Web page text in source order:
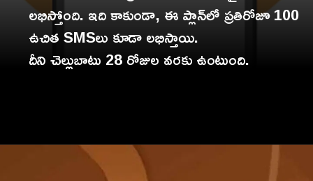
లభిస్తోంది. ఇది కాకుండా, ఈ ప్లాన్‌లో ప్రతిరోజూ 100
ఉచిత SMSలు కూడా లభిస్తాయి.
దీని చెల్లుబాటు 28 రోజుల వరకు ఉంటుంది.